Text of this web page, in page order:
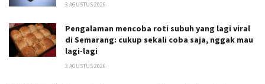
3 AGUSTUS 2026
Pengalaman mencoba roti subuh yang lagi viral
di Semarang: cukup sekali coba saja, nggak mau
lagi-lagi
3 AGUSTUS 2026